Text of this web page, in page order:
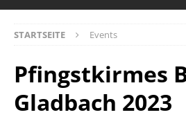
STARTSEITE Events
Pfingstkirmes
Gladbach 2023